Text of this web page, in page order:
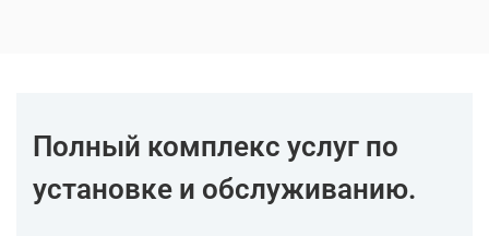
Полный комплекс услуг по
установке и обслуживанию.